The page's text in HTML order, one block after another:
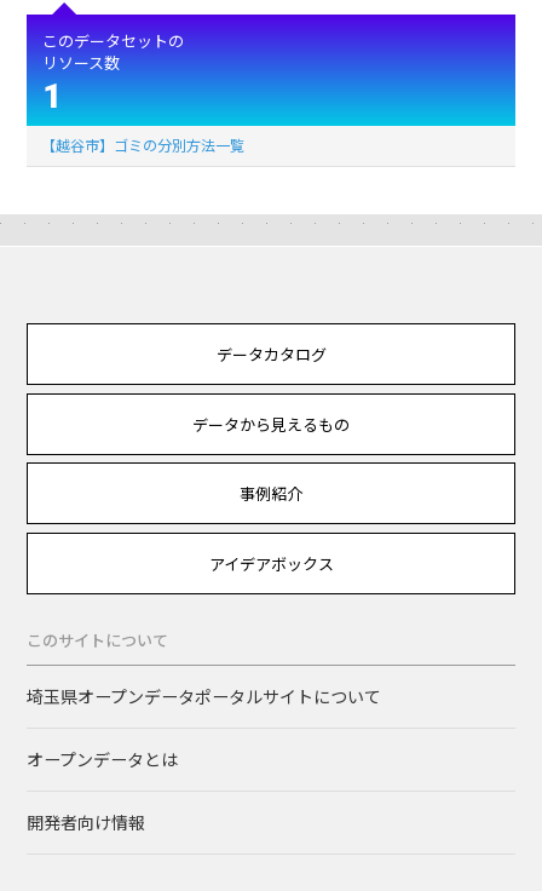
このデータセットの
リソース数
1
【越谷市】ゴミの分別方法一覧
データカタログ
データから見えるもの
事例紹介
アイデアボックス
このサイトについて
埼玉県オープンデータポータルサイトについて
オープンデータとは
開発者向け情報